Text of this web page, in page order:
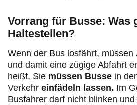
Vorrang für Busse: Was
Haltestellen?
Wenn der Bus losfährt, müssen
und damit eine zügige Abfahrt
heißt, Sie müssen Busse in
Verkehr einfädeln lassen. Im
Busfahrer darf nicht blinken